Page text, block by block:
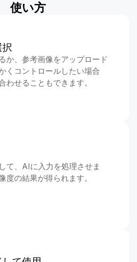
使い方
択
か、参考画像をアップロード
くコントロールしたい場合
わせることもできます。
て、AIに入力を処理させま
度の結果が得られます。